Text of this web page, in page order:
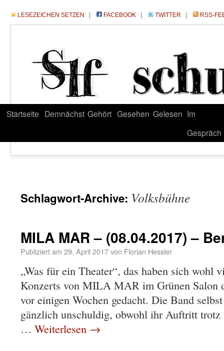
LESEZEICHEN SETZEN FACEBOOK TWITTER RSS-
Startseite Demnächst Gehört Gesehen Gelesen Im
Gespräch
Schlagwort-Archive: Volksbühne
MILA MAR – (08.04.2017) –
Publiziert am 29. April 2017von Florian Hessler
„Was für ein Theater“, das haben sich wohl
Konzerts von MILA MAR im Grünen Salon
vor einigen Wochen gedacht. Die Band
gänzlich unschuldig, obwohl ihr Auftritt
… Weiterlesen →